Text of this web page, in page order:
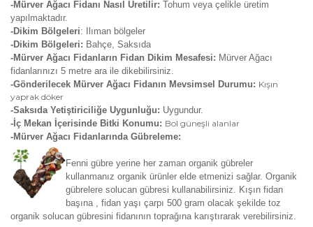
-Mürver Ağacı Fidanı Nasıl Üretilir: Tohum veya çelikle üretim
yapılmaktadır.
-Dikim Bölgeleri: Ilıman bölgeler
-Dikim Bölgeleri: Bahçe, Saksıda
-Mürver Ağacı Fidanların Fidan Dikim Mesafesi: Mürver Ağacı
fidanlarınızı 5 metre ara ile dikebilirsiniz.
-Gönderilecek Mürver Ağacı Fidanın Mevsimsel Durumu: Kışın
yaprak döker
-Saksıda Yetiştiriciliğe Uygunluğu: Uygundur.
-İç Mekan İçerisinde Bitki Konumu: Bol güneşli alanlar
-Mürver Ağacı Fidanlarında Gübreleme:
Fenni gübre yerine her zaman organik gübreler
kullanmanız organik ürünler elde etmenizi sağlar. Organik
gübrelere solucan gübresi kullanabilirsiniz. Kışın fidan
başına , fidan yaşı çarpı 500 gram olacak şekilde toz
organik solucan gübresini fidanının toprağına karıştırarak verebilirsiniz.